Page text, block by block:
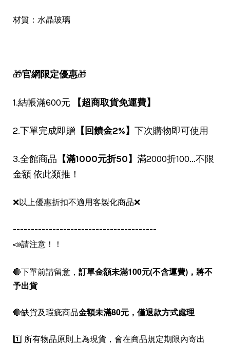
材質：水晶玻璃
🎁官網限定優惠🎁
1.結帳滿600元 【超商取貨免運費】
2.下單完成即贈 【回饋金2%】 下次購物即可使用
3.全館商品 【滿1000元折50】 滿2000折100...不限
金額 依此類推！
❌以上優惠折扣不適用客製化商品❌
----------------------------------------
📣請注意！！
🔴下單前請留意， 訂單金額未滿100元(不含運費)， 將不
予出貨
🔴缺貨及瑕疵商品金額未滿80元，僅退款方式處理
1️⃣ 所有物品原則上為現貨，會在商品規定期限內寄出